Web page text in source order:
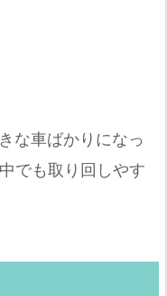
な車ばかりになっ
でも取り回しやす